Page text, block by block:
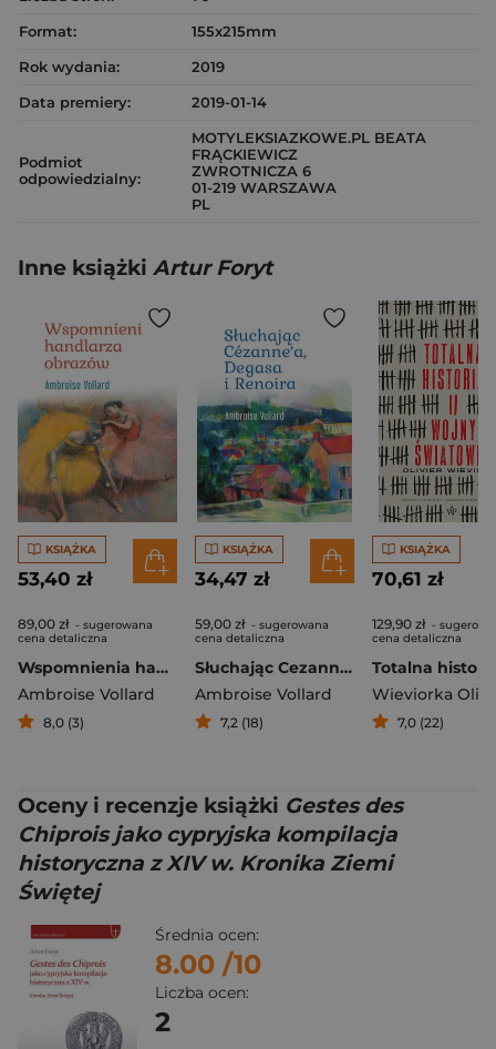
Format:
155x215mm
Rok wydania:
2019
Data premiery:
2019-01-14
Podmiot
odpowiedzialny:
MOTYLEKSIAZKOWE.PL BEATA
FRĄCKIEWICZ
ZWROTNICZA 6
01-219 WARSZAWA
PL
Inne książki Artur Foryt
KSIĄŻKA
53,40 zł
89,00 zł - sugerowana
cena detaliczna
Wspomnienia handlarza obrazów
Ambroise Vollard
8,0 (3)
KSIĄŻKA
34,47 zł
59,00 zł - sugerowana
cena detaliczna
Słuchając Cezanne`a, Degasa i Renoira
Ambroise Vollard
7,2 (18)
KSIĄŻKA
70,61 zł
129,90 zł -
cena detaliczna
Wieviorka
7,0 (22)
Oceny i recenzje książki Gestes des
Chiprois jako cypryjska kompilacja
historyczna z XIV w. Kronika Ziemi
Świętej
Średnia ocen:
8.00 /10
Liczba ocen:
2